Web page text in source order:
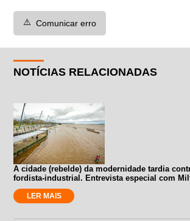
⚠️ Comunicar erro
NOTÍCIAS RELACIONADAS
A cidade (rebelde) da modernidade tardia
fordista-industrial. Entrevista especial com
LER MAIS